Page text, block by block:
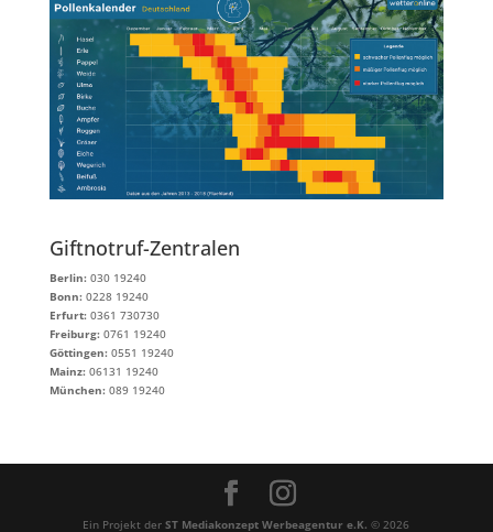
Giftnotruf-Zentralen
Berlin:030 19240
Bonn:0228 19240
Erfurt:0361 730730
Freiburg:0761 19240
Göttingen:0551 19240
Mainz:06131 19240
München:089 19240
Ein Projekt derST Mediakonzept Werbeagentur e.K. © 2026